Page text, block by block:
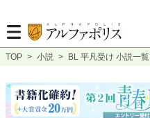
TOP > 小説 > BL 平凡受け 小説一覧